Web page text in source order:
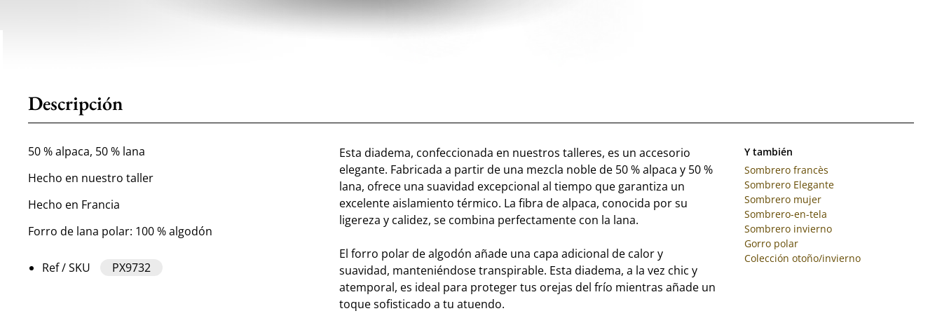
Descripción
50 % alpaca, 50 % lana
Hecho en nuestro taller
Hecho en Francia
Forro de lana polar: 100 % algodón
Ref / SKU PX9732
Esta diadema, confeccionada en nuestros talleres, es un accesorio
elegante. Fabricada a partir de una mezcla noble de 50 % alpaca y 50 %
lana, ofrece una suavidad excepcional al tiempo que garantiza un
excelente aislamiento térmico. La fibra de alpaca, conocida por su
ligereza y calidez, se combina perfectamente con la lana.
El forro polar de algodón añade una capa adicional de calor y
suavidad, manteniéndose transpirable. Esta diadema, a la vez chic y
atemporal, es ideal para proteger tus orejas del frío mientras añade un
toque sofisticado a tu atuendo.
Y también
Sombrero francès
Sombrero Elegante
Sombrero mujer
Sombrero-en-tela
Sombrero invierno
Gorro polar
Colección otoño/invierno